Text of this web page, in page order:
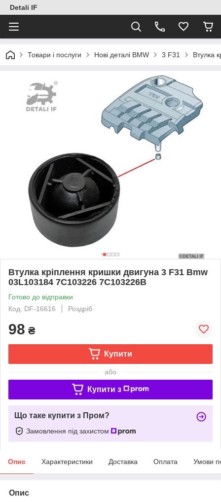
Detali IF
Товари і послуги Нові деталі BMW 3 F31 Втулка
Втулка кріплення кришки двигуна 3 F31 Bmw
03L103184 7C103226 7C103226B
Готово до відправки
Код: DF-16616
Роздріб
98 ₴
Купити
або
Купити з
Що таке купити з Пром?
Замовлення під захистом
Опис Характеристики Доставка Оплата Умови
Опис